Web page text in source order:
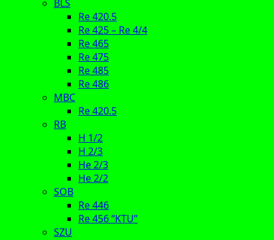
BLS
Re 420.5
Re 425 – Re 4/4
Re 465
Re 475
Re 485
Re 486
MBC
Re 420.5
RB
H 1/2
H 2/3
He 2/3
He 2/2
SOB
Re 446
Re 456 “KTU”
SZU